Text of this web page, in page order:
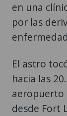
en una
por las
El astro
hacia las
aeropuerto
desde Fort